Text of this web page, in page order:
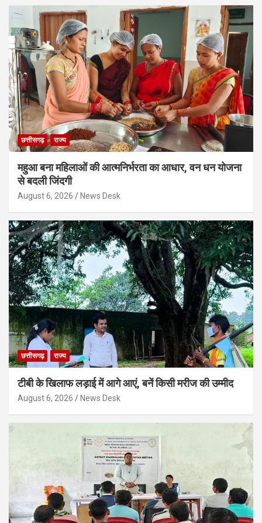
छत्तीसगढ़ राज्य
महुआ बना महिलाओं की आत्मनिर्भरता का आधार, वन धन योजना
से बदली जिंदगी
August 6, 2026 News Desk
छत्तीसगढ़ राज्य
टीबी के खिलाफ लड़ाई में आगे आएं, बनें किसी मरीज की उम्मीद
August 6, 2026 News Desk